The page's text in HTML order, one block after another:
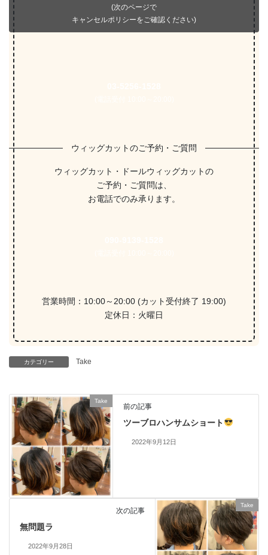
(次のページで
キャンセルポリシーをご確認ください)
ウィッグカットのご予約・ご質問
ウィッグカット・ドールウィッグカットの
ご予約・ご質問は、
お電話でのみ承ります。
営業時間：10:00～20:00 (カット受付終了 19:00)
定休日：火曜日
カテゴリー Take
Take
前の記事
ツーブロハンサムショート
2022年9月12日
Take
次の記事
無問題ラ
2022年9月28日